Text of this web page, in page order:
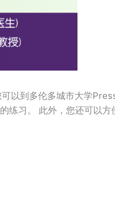
以到多伦多城市大学
练习。 此外，您还可以方